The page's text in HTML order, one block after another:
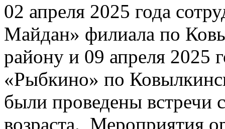
02 апреля 2025 года
Майдан» филиала по
району и 09 апреля 2025
«Рыбкино» по
были проведены встречи
возраста. Мероприятия